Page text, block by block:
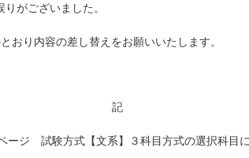
地域創生学科
がございました。
おり内容の差し替えをお願いいたします。
記
ージ 試験方式【文系】３科目方式の選択科目に